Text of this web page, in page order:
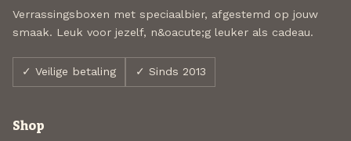
Verrassingsboxen met speciaalbier, afgestemd op jouw
smaak. Leuk voor jezelf, n&oacute;g leuker als cadeau.
✓ Veilige betaling ✓ Sinds 2013
Shop